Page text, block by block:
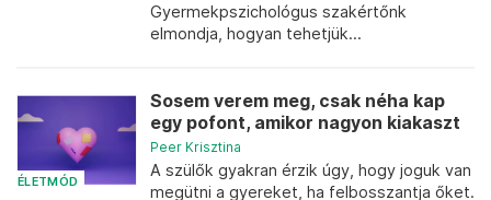
Gyermekpszichológus szakértőnk
elmondja, hogyan tehetjük...
ÉLETMÓD
Sosem verem meg, csak néha kap
egy pofont, amikor nagyon kiakaszt
Peer Krisztina
A szülők gyakran érzik úgy, hogy joguk van
megütni a gyereket, ha felbosszantja őket.